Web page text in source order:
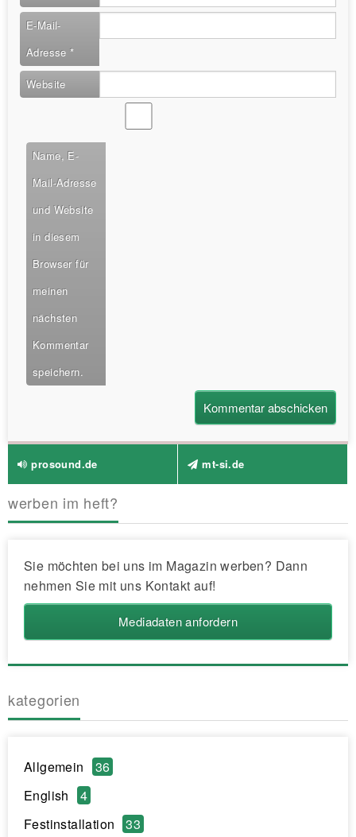
E-Mail-
Adresse*
Website
Name, E-
Mail-Adresse
und Website
in diesem
Browser für
meinen
nächsten
Kommentar
speichern.
prosound.de mt-si.de
werben im heft?
Sie möchten bei uns im Magazin werben? Dann
nehmen Sie mit uns Kontakt auf!
Mediadaten anfordern
kategorien
Allgemein
36
English
4
Festinstallation
33